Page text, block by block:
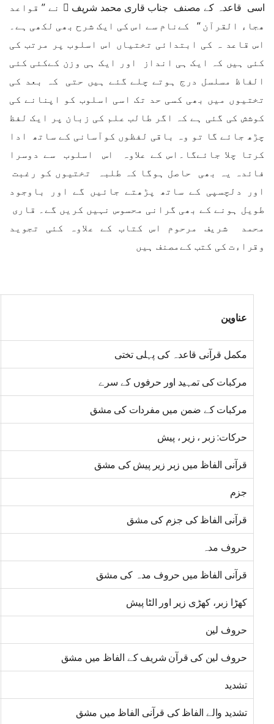
اسی قاعدہ کے مصنف جناب قاری محمد شریف ﷫ نے ’’ قواعد
ھجاء القرآن ‘‘ کےنام سے اس کی ایک شرح بھی لکھی ہے۔
اس قاعد ہ کی ابتدائی تختیاں اس اسلوب پر مرتب کی
کئی ہیں کہ ایک ہی انداز اور ایک ہی وزن کےکئی کئی
الفاظ مسلسل درج ہوتے چلے گئے ہیں حتی کہ بعد کی
تختیوں میں بھی کسی حد تک اسی اسلوب کو اپنانے کی
کوشش کی گئی ہے کہ اگر طالب علم کی زبان پر ایک لفظ
چڑھ جائے گا تو وہ باقی لفظوں کوآسانی کے ساتھ ادا
کرتا چلا جائےگا۔اس کے علاوہ اس اسلوب سے دوسرا
فائدہ یہ بھی حاصل ہوگا کہ طلبہ تختیوں کو رغبت
اور دلچسپی کے ساتھ پڑھتے جائیں گے اور باوجود
طویل ہونے کے بھی گرانی محسوس نہیں کریں گے۔ قاری
محمد شریف مرحوم اس کتاب کے علاوہ کئی تجوید
وقراءت کی کتب کےمصنف ہیں
عناوین
مکمل قرآنی قاعدہ کی پہلی تختی
مرکبات کی تمہید اور حرفوں کے سرے
مرکبات کے ضمن میں مفردات کی مشق
حرکات: زبر ، زیر ، پیش
قرآنی الفاظ میں زبر زیر پیش کی مشق
جزم
قرآنی الفاظ کی جزم کی مشق
حروف مدہ
قرآنی الفاظ میں حروف مدہ کی مشق
کھڑا زبر، کھڑی زیر اور الٹا پیش
حروف لین
حروف لین کی قرآن شریف کے الفاظ میں مشق
تشدید
تشدید والے الفاظ کی قرآنی الفاظ میں مشق